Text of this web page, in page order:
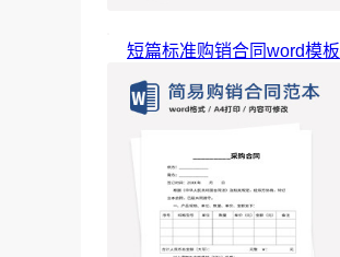
短篇标准购销合同word模板